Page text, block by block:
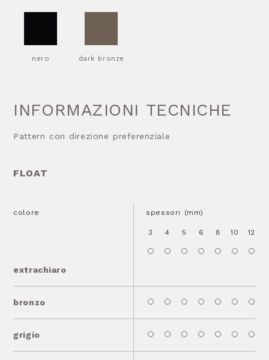
nero dark bronze
INFORMAZIONI TECNICHE
Pattern con direzione preferenziale
FLOAT
colore
extrachiaro
spessori (mm)
3 4 5 6 8 10 12
bronzo
grigio